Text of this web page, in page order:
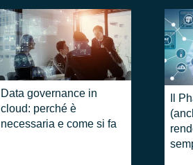
Data governance in
cloud: perché è
necessaria e come si fa
​Il